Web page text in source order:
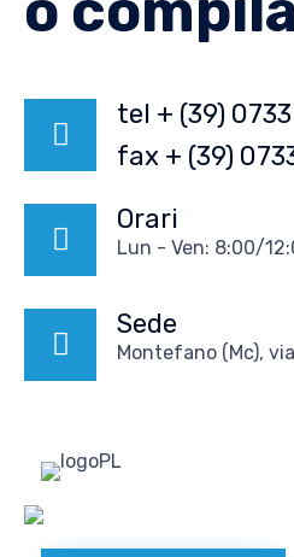
tel + (39)
fax + (39)
Orari
Lun - Ven: 8:00/
Sede
Montefano (Mc),